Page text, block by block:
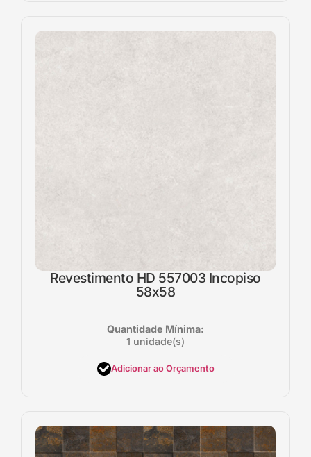
Revestimento HD 557003 Incopiso
58x58
Quantidade Mínima:
1 unidade(s)
Adicionar ao Orçamento